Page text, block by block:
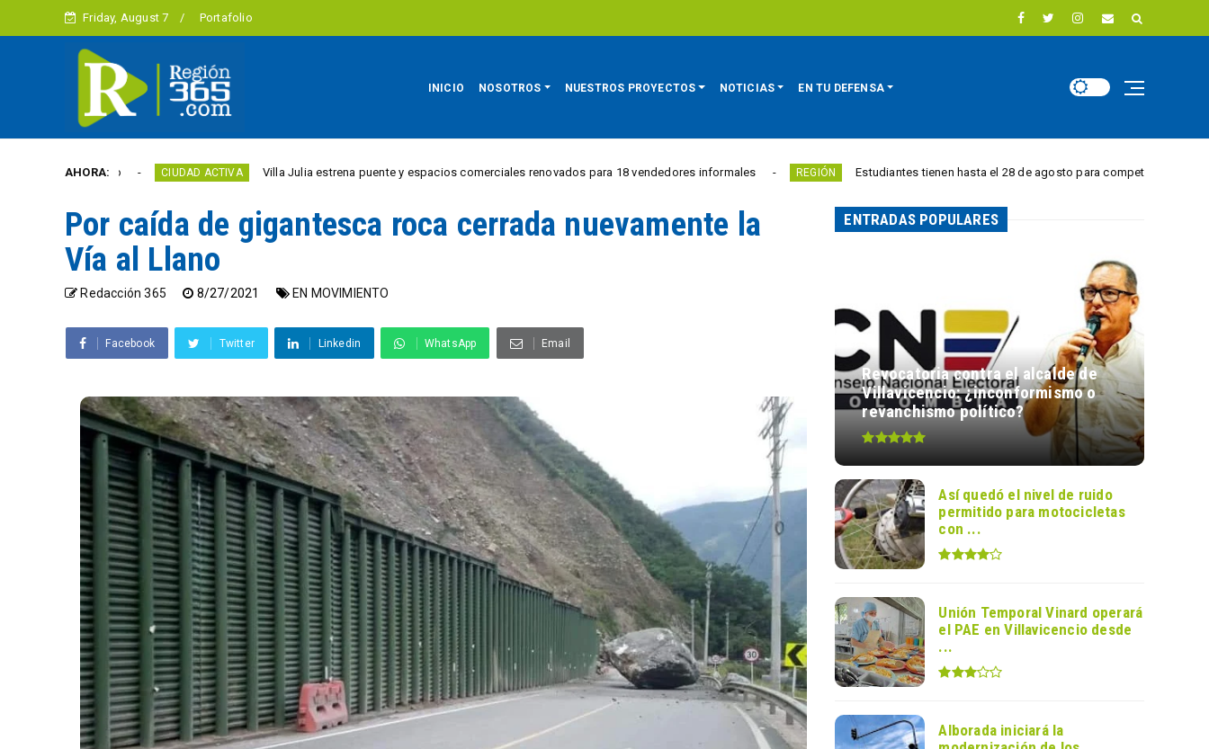
Friday, August 7 Portafolio
INICIO NOSOTROS NUESTROS PROYECTOS NOTICIAS EN TU DEFENSA
AHORA:CIUDAD ACTIVA Villa Julia estrena puente y espacios comerciales renovados para 18 vendedores informales REGIÓN Estudiantes tienen hasta el 28 de agosto para competir por 10.000 euros en
Por caída de gigantesca roca cerrada nuevamente la
Vía al Llano
Redacción 365 8/27/2021 EN MOVIMIENTO
Facebook Twitter Linkedin WhatsApp Email
ENTRADAS POPULARES
Revocatoria contra el alcalde de
Villavicencio: ¿inconformismo o
revanchismo político?
Así quedó el nivel de ruido
permitido para motocicletas
con ...
Unión Temporal Vinard operará
el PAE en Villavicencio desde
...
Alborada iniciará la